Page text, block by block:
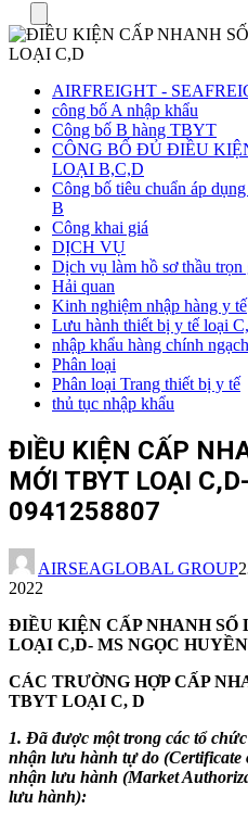
AIRFREIGHT -
công bố A nhập khẩu
Công bố B hàng TBYT
CÔNG BỐ ĐỦ ĐIỀU
LOẠI B,C,D
Công bố tiêu chuẩn áp
B
Công khai giá
DỊCH VỤ
Dịch vụ làm hồ sơ thầu trọn
Hải quan
Kinh nghiệm nhập hàng y tế
Lưu hành thiết bị y tế loại
nhập khẩu hàng chính ngạch
Phân loại
Phân loại Trang thiết bị y tế
thủ tục nhập khẩu
ĐIỀU KIỆN CẤP
MỚI TBYT LOẠI
0941258807
AIRSEAGLOBAL GROUP
2022
ĐIỀU KIỆN CẤP NHANH
LOẠI C,D- MS NGỌC HUYỀN
CÁC TRƯỜNG HỢP CẤP
TBYT LOẠI C, D
1. Đã được một trong các tổ
nhận lưu hành tự do (Certificate
nhận lưu hành (Market
lưu hành):